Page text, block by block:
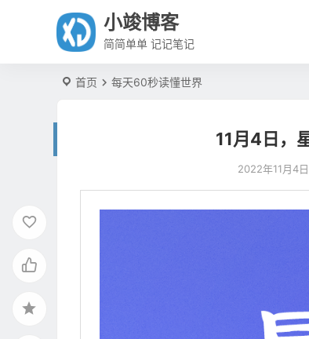
小竣博客
简简单单 记记笔记
首页 每天60秒读懂世界
11月4日，
2022年11月4